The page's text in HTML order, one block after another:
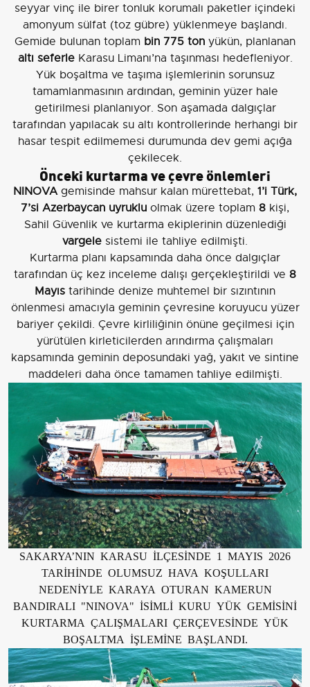
seyyar vinç ile birer tonluk korumalı paketler içindeki
amonyum sülfat (toz gübre) yüklenmeye başlandı.
Gemide bulunan toplam bin 775 ton yükün, planlanan
altı seferleKarasu Limanı’na taşınması hedefleniyor.
Yük boşaltma ve taşıma işlemlerinin sorunsuz
tamamlanmasının ardından, geminin yüzer hale
getirilmesi planlanıyor. Son aşamada dalgıçlar
tarafından yapılacak su altı kontrollerinde herhangi bir
hasar tespit edilmemesi durumunda dev gemi açığa
çekilecek.
Önceki kurtarma ve çevre önlemleri
NINOVAgemisinde mahsur kalan mürettebat, 1’i Türk,
7’si Azerbaycan uyruklu olmak üzere toplam 8 kişi,
Sahil Güvenlik ve kurtarma ekiplerinin düzenlediği
vargele sistemi ile tahliye edilmişti.
Kurtarma planı kapsamında daha önce dalgıçlar
tarafından üç kez inceleme dalışı gerçekleştirildi ve 8
Mayıs tarihinde denize muhtemel bir sızıntının
önlenmesi amacıyla geminin çevresine koruyucu yüzer
bariyer çekildi. Çevre kirliliğinin önüne geçilmesi için
yürütülen kirleticilerden arındırma çalışmaları
kapsamında geminin deposundaki yağ, yakıt ve sintine
maddeleri daha önce tamamen tahliye edilmişti.
SAKARYA’NIN KARASU İLÇESİNDE 1 MAYIS 2026
TARİHİNDE OLUMSUZ HAVA KOŞULLARI
NEDENİYLE KARAYA OTURAN KAMERUN
BANDIRALI "NINOVA" İSİMLİ KURU YÜK GEMİSİNİ
KURTARMA ÇALIŞMALARI ÇERÇEVESİNDE YÜK
BOŞALTMA İŞLEMİNE BAŞLANDI.